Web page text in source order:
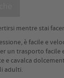
mentre stai
è facile e
un trasporto
e cavalca
adulti.